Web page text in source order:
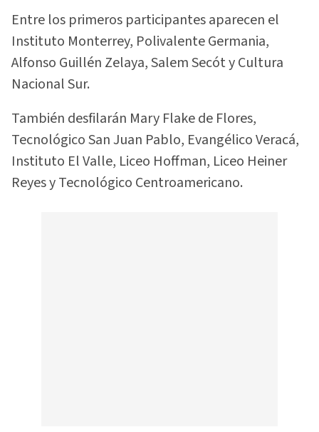
Entre los primeros participantes aparecen el
Instituto Monterrey, Polivalente Germania,
Alfonso Guillén Zelaya, Salem Secót y Cultura
Nacional Sur.
También desfilarán Mary Flake de Flores,
Tecnológico San Juan Pablo, Evangélico Veracá,
Instituto El Valle, Liceo Hoffman, Liceo Heiner
Reyes y Tecnológico Centroamericano.